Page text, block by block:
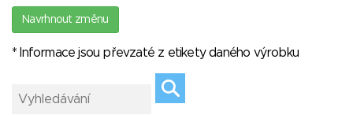
Navrhnout změnu
* Informace jsou převzaté z etikety daného výrobku